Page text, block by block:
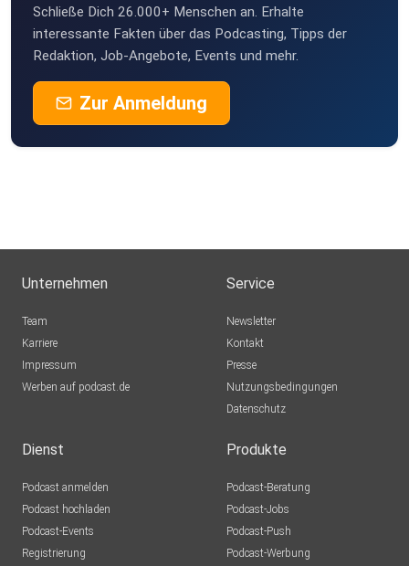
alsoPottcast
Schließe Dich 26.000+ Menschen an. Erhalte
interessante Fakten über das Podcasting, Tipps der
Redaktion, Job-Angebote, Events und mehr.
Zur Anmeldung
Unternehmen
Team
Karriere
Impressum
Werben auf podcast.de
Service
Newsletter
Kontakt
Presse
Nutzungsbedingungen
Datenschutz
Dienst
Podcast anmelden
Podcast hochladen
Podcast-Events
Registrierung
Produkte
Podcast-Beratung
Podcast-Jobs
Podcast-Push
Podcast-Werbung